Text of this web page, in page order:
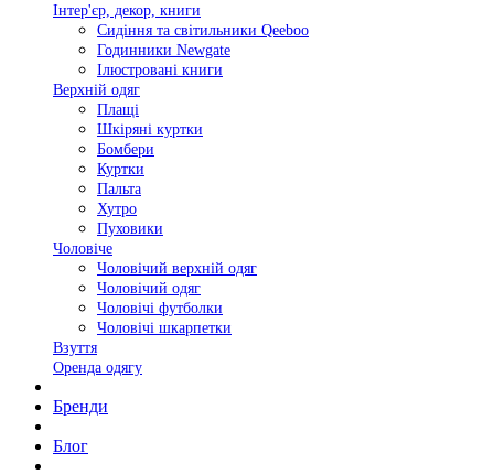
Інтер'єр, декор, книги
Сидіння та світильники Qeeboo
Годинники Newgate
Ілюстровані книги
Верхній одяг
Плащі
Шкіряні куртки
Бомбери
Куртки
Пальта
Хутро
Пуховики
Чоловіче
Чоловічий верхній одяг
Чоловічий одяг
Чоловічі футболки
Чоловічі шкарпетки
Взуття
Оренда одягу
Бренди
Блог